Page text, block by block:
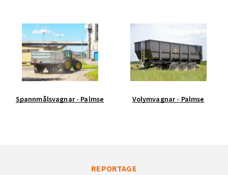
Spannmålsvagnar - Palmse Volymvagnar - Palmse
REPORTAGE